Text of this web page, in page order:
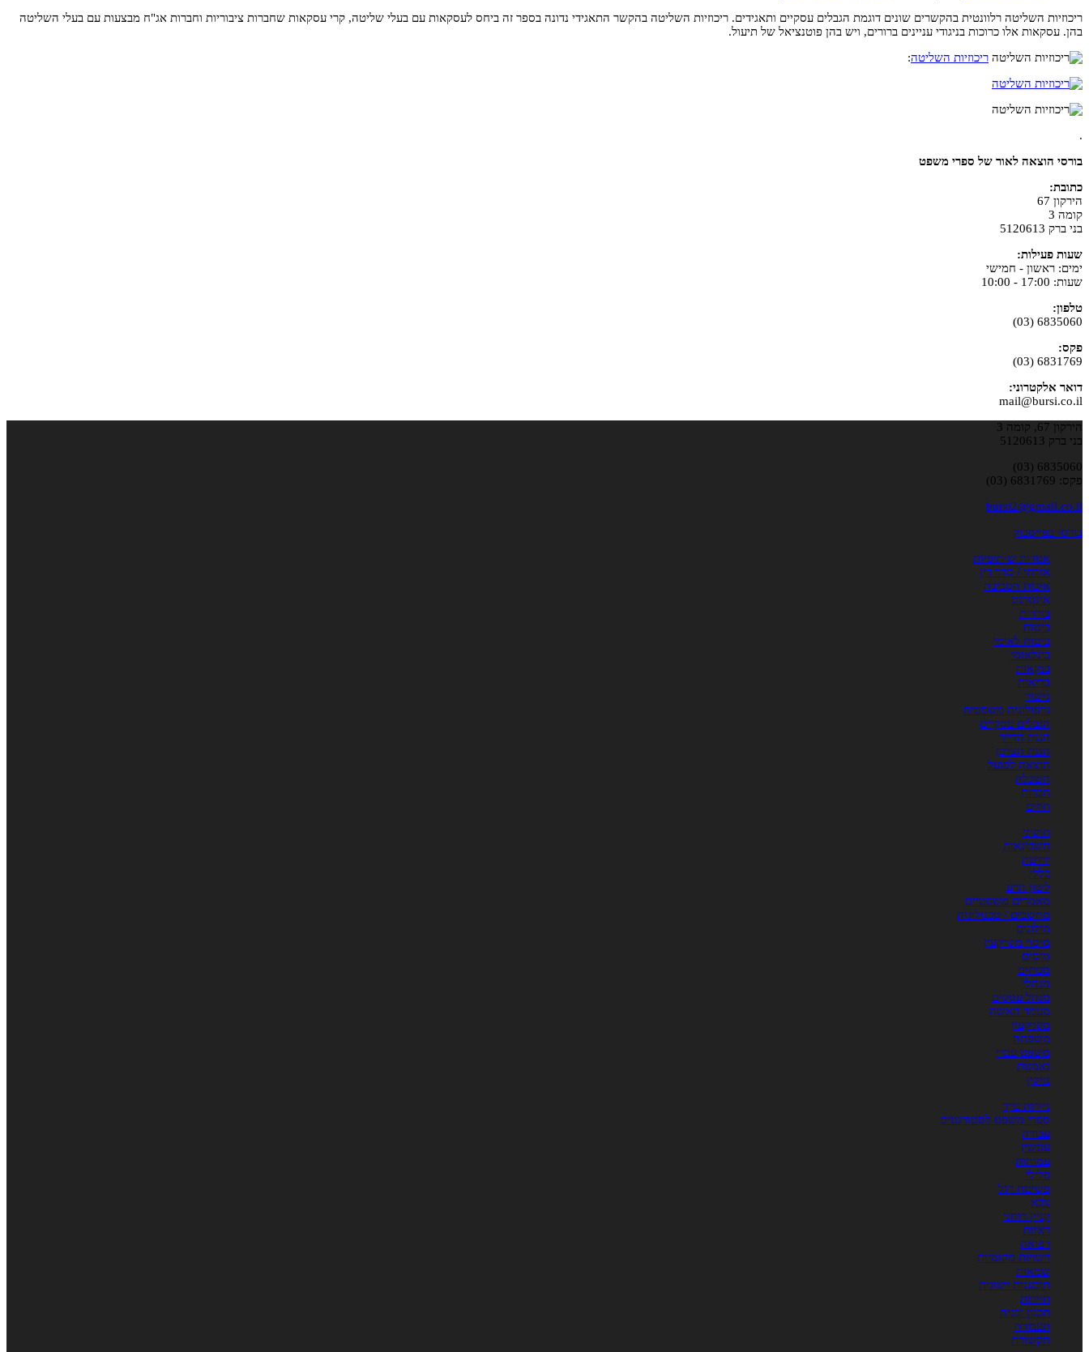
ריכוזיות השליטה רלוונטית בהקשרים שונים דוגמת הגבלים עסקיים ותאגידים. ריכוזיות השליטה בהקשר התאגידי נדונה בספר זה ביחס לעסקאות עם בעלי שליטה, קרי עסקאות שחברות ציבוריות וחברות אג"ח מבצעות עם בעלי השליטה
בהן. עסקאות אלו כרוכות בניגודי עניינים ברורים, ויש בהן פוטנציאל של תיעול.
ריכוזיות השליטה:
.
בורסי הוצאה לאור של ספרי משפט
כתובת:
הירקון 67
קומה 3
בני ברק 5120613
שעות פעילות:
ימים: ראשון - חמישי
שעות: 17:00 - 10:00
טלפון:
6835060 (03)
פקס:
6831769 (03)
דואר אלקטרוני:
mail@bursi.co.il
הירקון 67, קומה 3
בני ברק 5120613
6835060 (03)
פקס: 6831769 (03)
bursi2@gmail.co.il
בורסי בפייסבוק
אגודות שיתופיות
אזרחי / סדר דין
איכות הסביבה
אינטרנט
בוררות
ביטוח
ביטוח לאומי
בינלאומי
בנקאות
בריאות
גישור
גרפולוגיה משפטית
הגבלים עסקיים
הגנת הדייר
הגנת הצרכן
הוצאה לפועל
השכלה
חברות
חוזים
חוקתי
חשבונאות
ירושה
כללי
לשון הרע
מאמרים משפטיים
מחשבים / טכנולוגיה
מילונים
מיסוי מקרקעין
מיסים
מכרזים
מנהלי
מנהל עסקים
מעמד האשה
מקרקעין
משפחה
משפט עברי
נאמנות
נזיקין
ניירות ערך
ספרי משפט לסטודנטים
עבודה
עונשין
עמותות
פלילי
פשיטת רגל
צבא
קניין רוחני
ראיות
רפואה
רשויות מקומיות
שמאות
תובענות ייצוגית
תיירות
תכנון ובניה
תעבורה
תקשורת